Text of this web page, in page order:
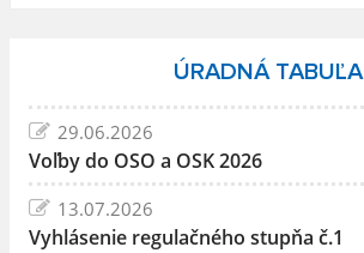
ÚRADNÁ TABUĽA
29.06.2026
Voľby do OSO a OSK 2026
13.07.2026
Vyhlásenie regulačného stupňa č.1